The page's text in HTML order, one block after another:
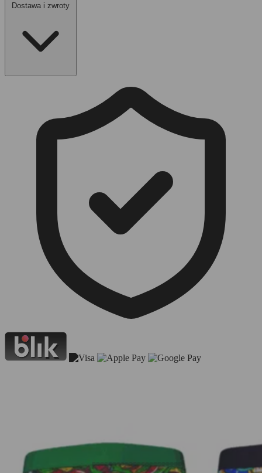
Prezent- śmieszny, ale dalej użyteczny.
Po praniu. Fajnie mieć coś więcej niż ostatnią parę.
Gdy szuflada ma za dużo powagi.
Bierz. Kosmos sam się nie założy.
Dostawa i zwroty
Zamówienia z soboty